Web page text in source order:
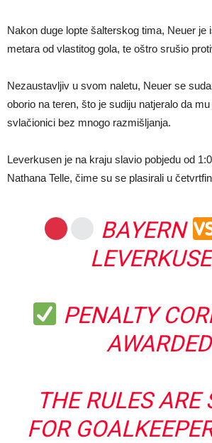
Nakon duge lopte šalterskog tima, Neuer je
metara od vlastitog gola, te oštro srušio
Nezaustavljiv u svom naletu, Neuer se
oborio na teren, što je sudiju natjeralo da
svlačionici bez mnogo razmišljanja.
Leverkusen je na kraju slavio pobjedu od
Nathana Telle, čime su se plasirali u
BAYERN
PENALTY
AWARDED
THE RULES ARE
FOR